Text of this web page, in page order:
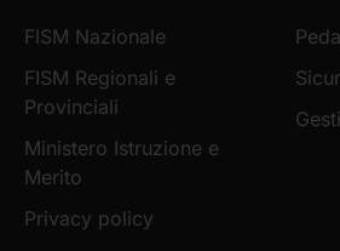
FISM Nazionale
FISM Regionali e
Provinciali
Ministero Istruzione e
Merito
Privacy policy